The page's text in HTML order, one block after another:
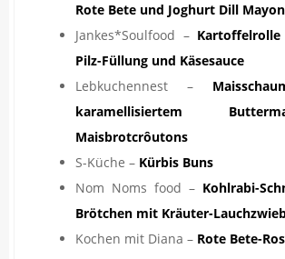
Rote Bete und Joghurt Dill
Jankes*Soulfood –
Pilz-Füllung und Käsesauce
Lebkuchennest –
karamellisiertem
Maisbrotcrôutons
S-Küche – Kürbis Buns
Nom Noms food – Kohlrabi-
Brötchen mit Kräuter-
Kochen mit Diana – Rote Bete-